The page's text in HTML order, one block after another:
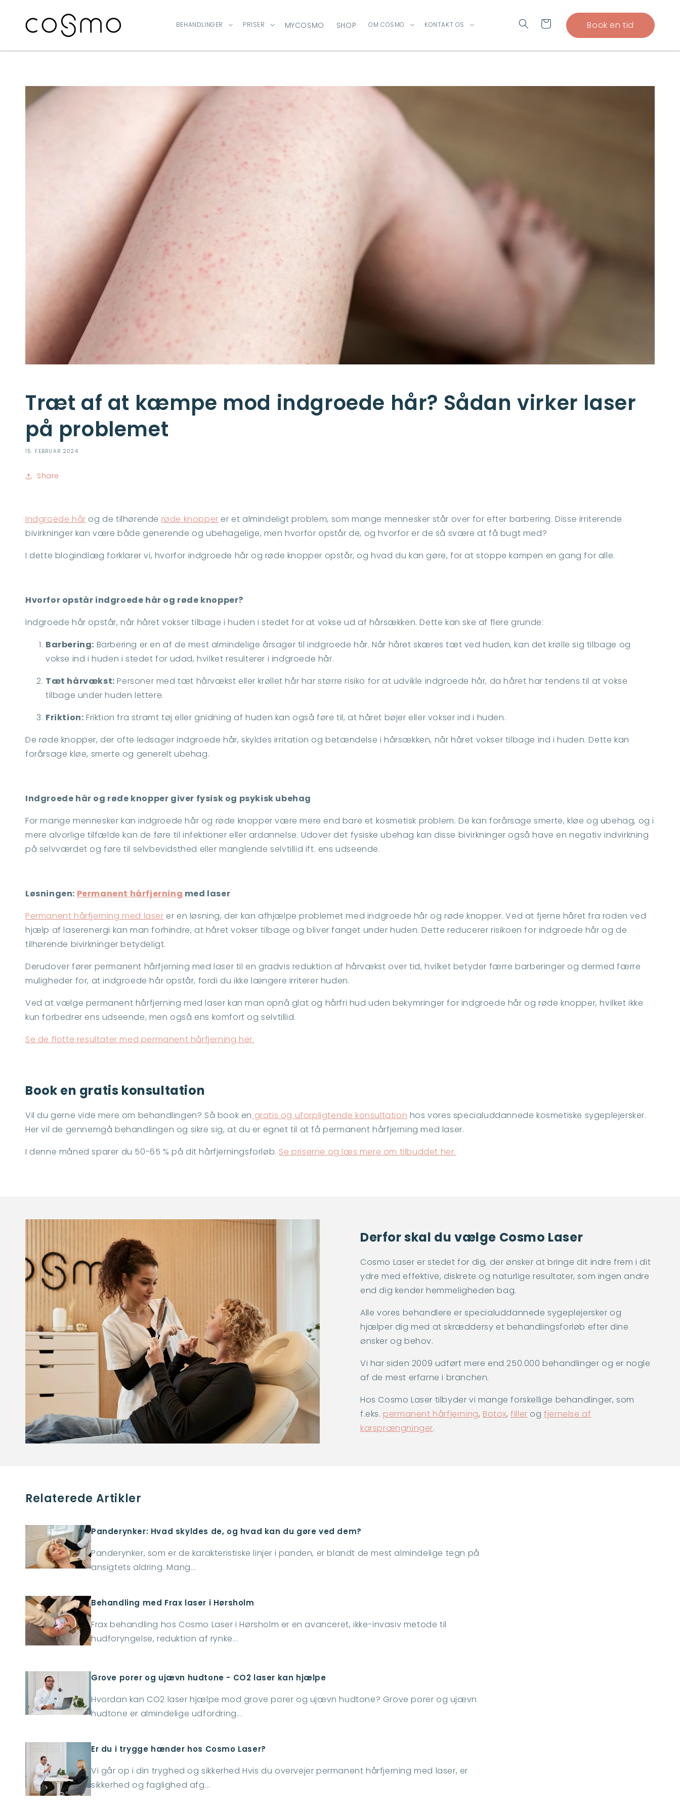
INDHOLD
BEHANDLINGER PRISER MYCOSMO SHOP OM COSMO KONTAKT OS Indkøbskurv Book en tid
Træt af at kæmpe mod indgroede hår? Sådan virker laser
på problemet
15. FEBRUAR 2024
Share
Indgroede hår og de tilhørende røde knopper er et almindeligt problem, som mange mennesker står over for efter barbering. Disse irriterende
bivirkninger kan være både generende og ubehagelige, men hvorfor opstår de, og hvorfor er de så svære at få bugt med?
I dette blogindlæg forklarer vi, hvorfor indgroede hår og røde knopper opstår, og hvad du kan gøre, for at stoppe kampen en gang for alle.
Hvorfor opstår indgroede hår og røde knopper?
Indgroede hår opstår, når håret vokser tilbage i huden i stedet for at vokse ud af hårsækken. Dette kan ske af flere grunde:
Barbering: Barbering er en af de mest almindelige årsager til indgroede hår. Når håret skæres tæt ved huden, kan det krølle sig tilbage og
vokse ind i huden i stedet for udad, hvilket resulterer i indgroede hår.
Tæt hårvækst: Personer med tæt hårvækst eller krøllet hår har større risiko for at udvikle indgroede hår, da håret har tendens til at vokse
tilbage under huden lettere.
Friktion: Friktion fra stramt tøj eller gnidning af huden kan også føre til, at håret bøjer eller vokser ind i huden.
De røde knopper, der ofte ledsager indgroede hår, skyldes irritation og betændelse i hårsækken, når håret vokser tilbage ind i huden. Dette kan
forårsage kløe, smerte og generelt ubehag.
Indgroede hår og røde knopper giver fysisk og psykisk ubehag
For mange mennesker kan indgroede hår og røde knopper være mere end bare et kosmetisk problem. De kan forårsage smerte, kløe og ubehag, og i
mere alvorlige tilfælde kan de føre til infektioner eller ardannelse. Udover det fysiske ubehag kan disse bivirkninger også have en negativ indvirkning
på selvværdet og føre til selvbevidsthed eller manglende selvtillid ift. ens udseende.
Løsningen: Permanent hårfjerning med laser
Permanent hårfjerning med laser er en løsning, der kan afhjælpe problemet med indgroede hår og røde knopper. Ved at fjerne håret fra roden ved
hjælp af laserenergi kan man forhindre, at håret vokser tilbage og bliver fanget under huden. Dette reducerer risikoen for indgroede hår og de
tilhørende bivirkninger betydeligt.
Derudover fører permanent hårfjerning med laser til en gradvis reduktion af hårvækst over tid, hvilket betyder færre barberinger og dermed færre
muligheder for, at indgroede hår opstår, fordi du ikke længere irriterer huden.
Ved at vælge permanent hårfjerning med laser kan man opnå glat og hårfri hud uden bekymringer for indgroede hår og røde knopper, hvilket ikke
kun forbedrer ens udseende, men også ens komfort og selvtillid.
Se de flotte resultater med permanent hårfjerning her.
Book en gratis konsultation
Vil du gerne vide mere om behandlingen? Så book en gratis og uforpligtende konsultation hos vores specialuddannede kosmetiske sygeplejersker.
Her vil de gennemgå behandlingen og sikre sig, at du er egnet til at få permanent hårfjerning med laser.
I denne måned sparer du 50-65 % på dit hårfjerningsforløb. Se priserne og læs mere om tilbuddet her.
Derfor skal du vælge Cosmo Laser
Cosmo Laser er stedet for dig, der ønsker at bringe dit indre frem i dit
ydre med effektive, diskrete og naturlige resultater, som ingen andre
end dig kender hemmeligheden bag.
Alle vores behandlere er specialuddannede sygeplejersker og
hjælper dig med at skræddersy et behandlingsforløb efter dine
ønsker og behov.
Vi har siden 2009 udført mere end 250.000 behandlinger og er nogle
af de mest erfarne i branchen.
Hos Cosmo Laser tilbyder vi mange forskellige behandlinger, som
f.eks. permanent hårfjerning, Botox,filler ogfjernelse af
karsprængninger.
Relaterede Artikler
Panderynker: Hvad skyldes de, og hvad kan du gøre ved dem?
Panderynker, som er de karakteristiske linjer i panden, er blandt de mest almindelige tegn på
ansigtets aldring. Mang...
Behandling med Frax laser i Hørsholm
Frax behandling hos Cosmo Laser i Hørsholm er en avanceret, ikke-invasiv metode til
hudforyngelse, reduktion af rynke...
Grove porer og ujævn hudtone - CO2 laser kan hjælpe
Hvordan kan CO2 laser hjælpe mod grove porer og ujævn hudtone? Grove porer og ujævn
hudtone er almindelige udfordring...
Er du i trygge hænder hos Cosmo Laser?
Vi går op i din tryghed og sikkerhed Hvis du overvejer permanent hårfjerning med laser, er
sikkerhed og faglighed afg...